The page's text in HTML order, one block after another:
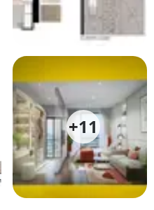
+11